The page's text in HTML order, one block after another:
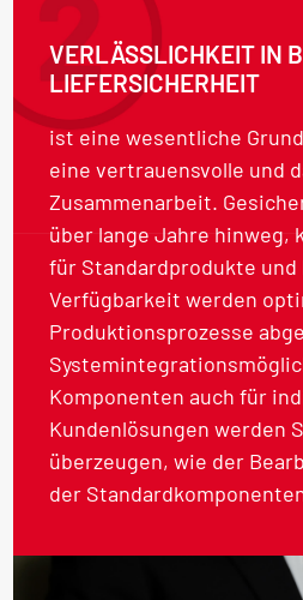
VERLÄSSLICHKEIT IN
LIEFERSICHERHEIT
ist eine wesentliche
eine vertrauensvolle und
Zusammenarbeit.
über lange Jahre hinweg,
für Standardprodukte und
Verfügbarkeit werden
Produktionsprozesse
Komponenten auch für
Kundenlösungen werden
überzeugen, wie der
der